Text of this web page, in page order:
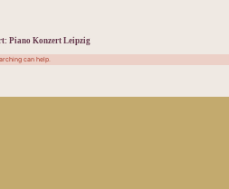
Piano Konzert Leipzig
can help.